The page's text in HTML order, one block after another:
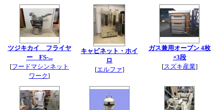
ツジキカイ フライヤ
ー FS-...
[フードマシンネット
ワーク]
キャビネット・ホイ
ロ
[エルファ]
ガス兼用オーブン 4枚
×3段
[スズキ産業]